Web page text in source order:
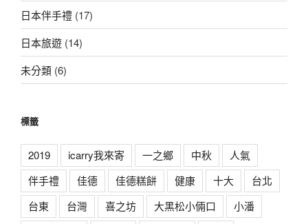
日本伴手禮 (17)
日本旅遊 (14)
未分類 (6)
標籤
2019 icarry我來寄 一之鄉 中秋
人氣
伴手禮
佳德 佳德糕餅 健康 十大
台北
台東
台灣 喜之坊 大黑松小倆口
小潘